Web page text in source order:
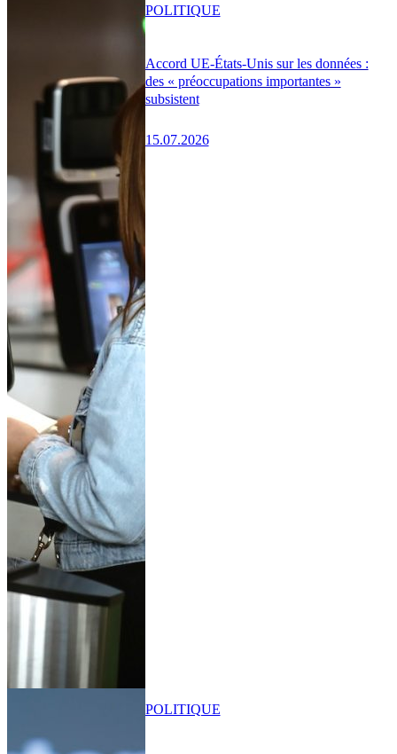
Accord UE-États-Unis sur les données :
des « préoccupations importantes »
subsistent
15.07.2026
POLITIQUE
POLITIQUE